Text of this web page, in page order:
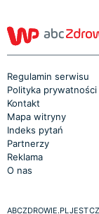
Regulamin serwisu
Polityka prywatności
Kontakt
Mapa witryny
Indeks pytań
Partnerzy
Reklama
O nas
ABCZDROWIE.PL JEST